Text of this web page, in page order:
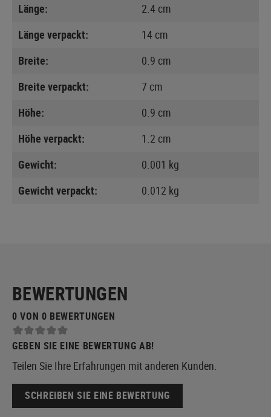
Länge:
2.4 cm
Länge verpackt:
14 cm
Breite:
0.9 cm
Breite verpackt:
7 cm
Höhe:
0.9 cm
Höhe verpackt:
1.2 cm
Gewicht:
0.001 kg
Gewicht verpackt:
0.012 kg
BEWERTUNGEN
0 VON 0 BEWERTUNGEN
GEBEN SIE EINE BEWERTUNG AB!
Teilen Sie Ihre Erfahrungen mit anderen Kunden.
SCHREIBEN SIE EINE BEWERTUNG